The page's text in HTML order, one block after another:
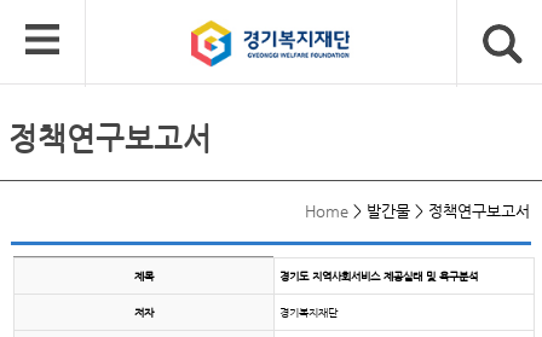
정책연구보고서
Home > 발간물 > 정책연구보고서
제목 경기도 지역사회서비스 제공실태 및 욕구분석
저자 경기복지재단